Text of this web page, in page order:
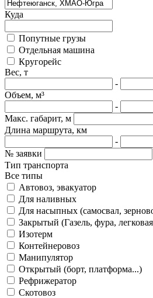
Куда
Попутные грузы
Отдельная машина
Кругорейс
Вес, т
-
Объем, м³
-
Макс. габарит, м
Длина маршрута, км
-
№ заявки
Тип транспорта
Все типы
Автовоз, эвакуатор
Для наливных
Для насыпных (самосвал,
Закрытый (Газель, фура,
Изотерм
Контейнеровоз
Манипулятор
Открытый (борт, платформа...)
Рефрижератор
Скотовоз